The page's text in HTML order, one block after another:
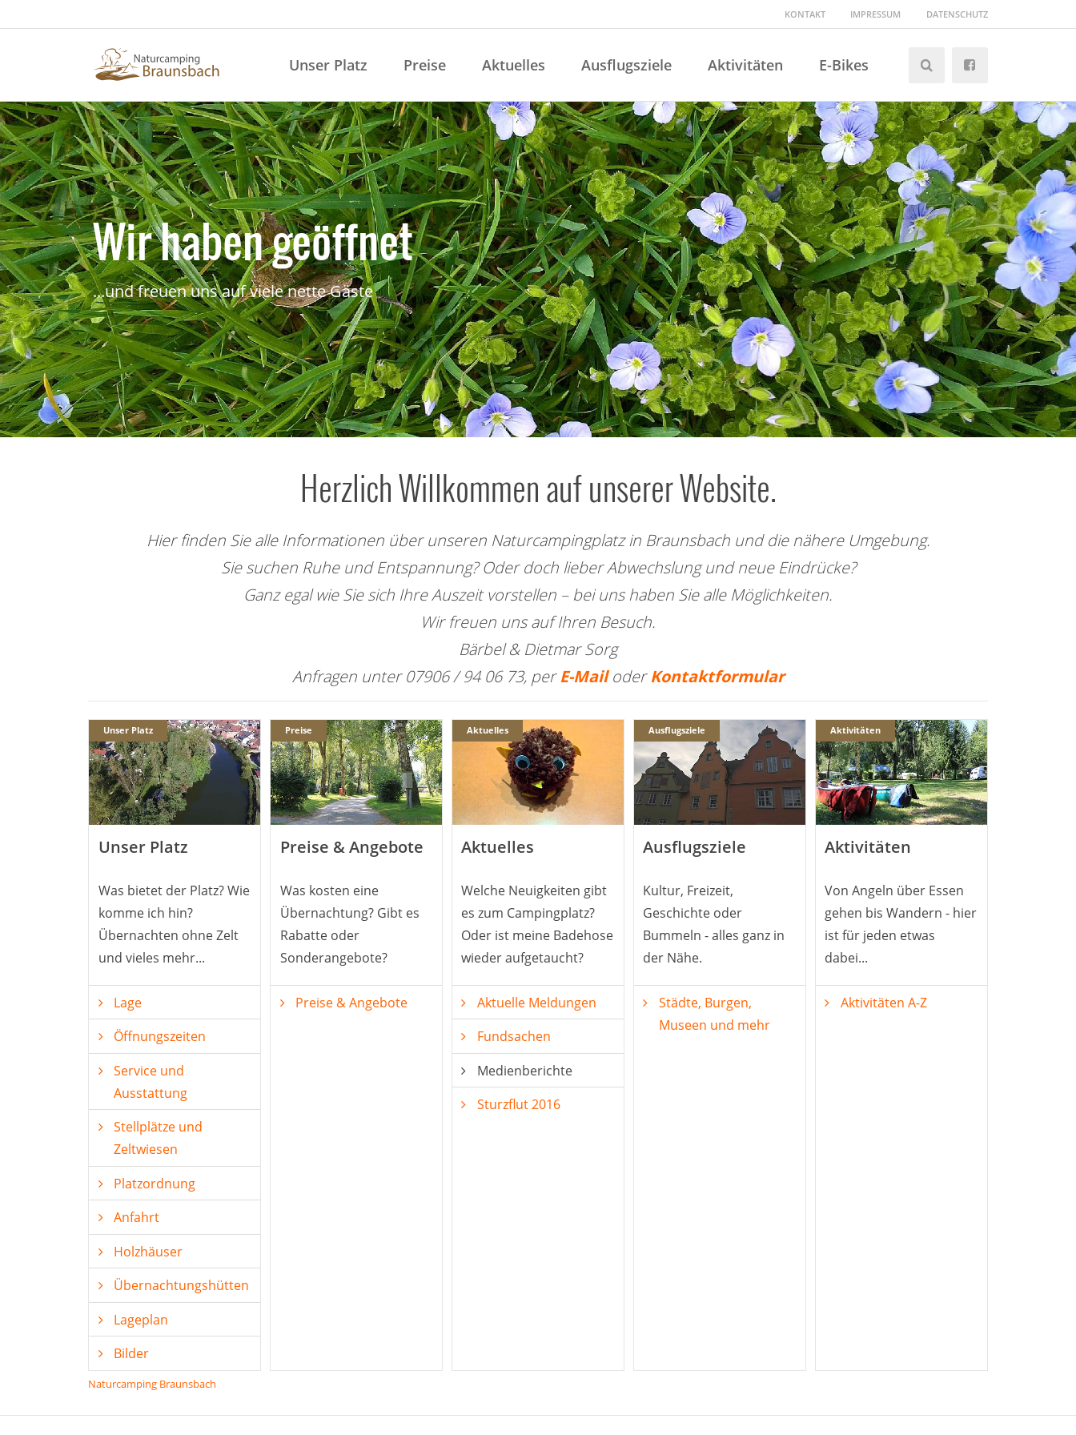
KONTAKT IMPRESSUM DATENSCHUTZ
Unser Platz Preise Aktuelles Ausflugsziele Aktivitäten E-Bikes
Wir haben geöffnet
...und freuen uns auf viele nette Gäste
Herzlich Willkommen auf unserer Website.
Hier finden Sie alle Informationen über unseren Naturcampingplatz in Braunsbach und die nähere Umgebung.
Sie suchen Ruhe und Entspannung? Oder doch lieber Abwechslung und neue Eindrücke?
Ganz egal wie Sie sich Ihre Auszeit vorstellen – bei uns haben Sie alle Möglichkeiten.
Wir freuen uns auf Ihren Besuch.
Bärbel & Dietmar Sorg
Anfragen unter 07906 / 94 06 73, perE-MailoderKontaktformular
Unser Platz
Unser Platz
Was bietet der Platz? Wie
komme ich hin?
Übernachten ohne Zelt
und vieles mehr...
Lage
Öffnungszeiten
Service und
Ausstattung
Stellplätze und
Zeltwiesen
Platzordnung
Anfahrt
Holzhäuser
Übernachtungshütten
Lageplan
Bilder
Preise
Preise & Angebote
Was kosten eine
Übernachtung? Gibt es
Rabatte oder
Sonderangebote?
Preise & Angebote
Aktuelles
Aktuelles
Welche Neuigkeiten gibt
es zum Campingplatz?
Oder ist meine Badehose
wieder aufgetaucht?
Aktuelle Meldungen
Fundsachen
Medienberichte
Sturzflut 2016
Ausflugsziele
Ausflugsziele
Kultur, Freizeit,
Geschichte oder
Bummeln - alles ganz in
der Nähe.
Städte, Burgen,
Museen und mehr
Aktivitäten
Aktivitäten
Von Angeln über Essen
gehen bis Wandern - hier
ist für jeden etwas
dabei...
Aktivitäten A-Z
Naturcamping Braunsbach